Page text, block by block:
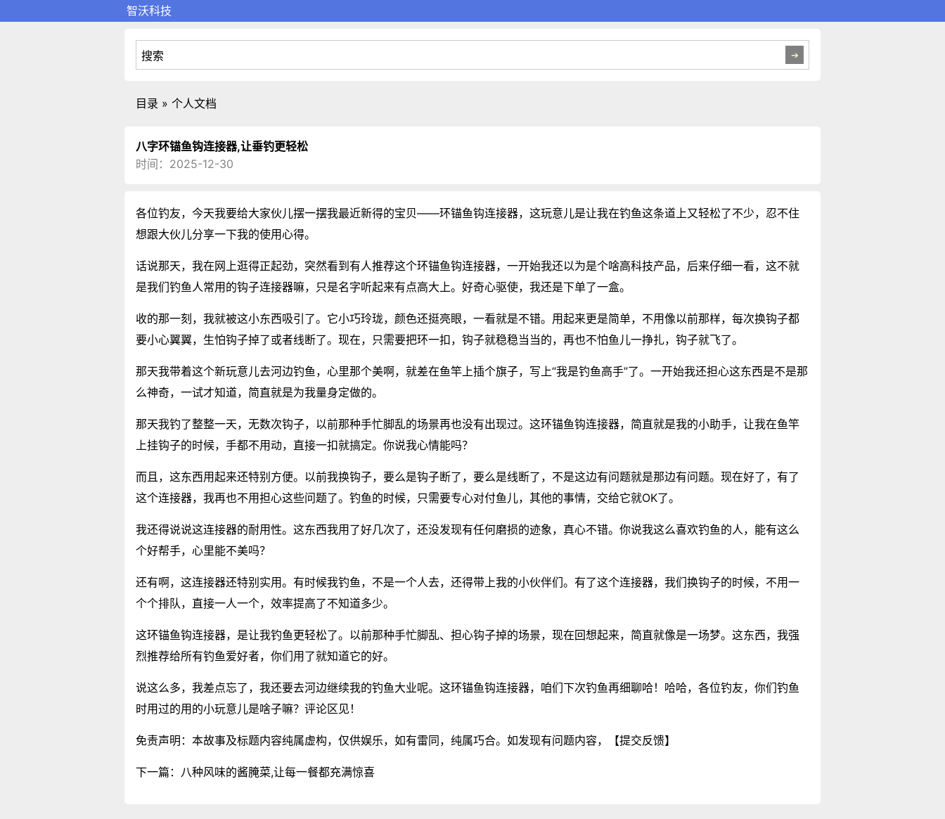
智沃科技
目录 » 个人文档
八字环锚鱼钩连接器,让垂钓更轻松
时间：2025-12-30
各位钓友，今天我要给大家伙儿摆一摆我最近新得的宝贝——环锚鱼钩连接器，这玩意儿是让我在钓鱼这条道上又轻松了不少，忍不住
想跟大伙儿分享一下我的使用心得。
话说那天，我在网上逛得正起劲，突然看到有人推荐这个环锚鱼钩连接器，一开始我还以为是个啥高科技产品，后来仔细一看，这不就
是我们钓鱼人常用的钩子连接器嘛，只是名字听起来有点高大上。好奇心驱使，我还是下单了一盒。
收的那一刻，我就被这小东西吸引了。它小巧玲珑，颜色还挺亮眼，一看就是不错。用起来更是简单，不用像以前那样，每次换钩子都
要小心翼翼，生怕钩子掉了或者线断了。现在，只需要把环一扣，钩子就稳稳当当的，再也不怕鱼儿一挣扎，钩子就飞了。
那天我带着这个新玩意儿去河边钓鱼，心里那个美啊，就差在鱼竿上插个旗子，写上“我是钓鱼高手”了。一开始我还担心这东西是不是那
么神奇，一试才知道，简直就是为我量身定做的。
那天我钓了整整一天，无数次钩子，以前那种手忙脚乱的场景再也没有出现过。这环锚鱼钩连接器，简直就是我的小助手，让我在鱼竿
上挂钩子的时候，手都不用动，直接一扣就搞定。你说我心情能吗？
而且，这东西用起来还特别方便。以前我换钩子，要么是钩子断了，要么是线断了，不是这边有问题就是那边有问题。现在好了，有了
这个连接器，我再也不用担心这些问题了。钓鱼的时候，只需要专心对付鱼儿，其他的事情，交给它就OK了。
我还得说说这连接器的耐用性。这东西我用了好几次了，还没发现有任何磨损的迹象，真心不错。你说我这么喜欢钓鱼的人，能有这么
个好帮手，心里能不美吗？
还有啊，这连接器还特别实用。有时候我钓鱼，不是一个人去，还得带上我的小伙伴们。有了这个连接器，我们换钩子的时候，不用一
个个排队，直接一人一个，效率提高了不知道多少。
这环锚鱼钩连接器，是让我钓鱼更轻松了。以前那种手忙脚乱、担心钩子掉的场景，现在回想起来，简直就像是一场梦。这东西，我强
烈推荐给所有钓鱼爱好者，你们用了就知道它的好。
说这么多，我差点忘了，我还要去河边继续我的钓鱼大业呢。这环锚鱼钩连接器，咱们下次钓鱼再细聊哈！哈哈，各位钓友，你们钓鱼
时用过的用的小玩意儿是啥子嘛？评论区见！
免责声明：本故事及标题内容纯属虚构，仅供娱乐，如有雷同，纯属巧合。如发现有问题内容， 【提交反馈】
下一篇： 八种风味的酱腌菜,让每一餐都充满惊喜